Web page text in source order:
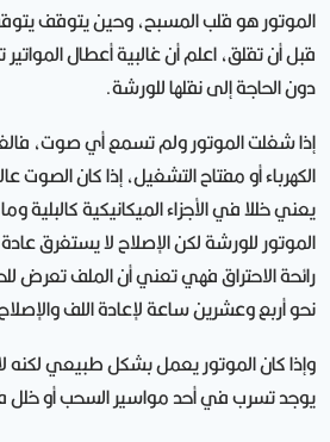
الموتور هو قلب المسبح، وحين يتوقف
قبل أن تقلق، اعلم أن غالبية أعطال
دون الحاجة إلى نقلها للورشة.
إذا شغلت الموتور ولم تسمع أي صوت،
الكهرباء أو مفتاح التشغيل، إذا كان الصوت
يعني خللا في الأجزاء الميكانيكية كالبلية
الموتور للورشة لكن الإصلاح لا يستغرق
رائحة الاحتراق فهي تعني أن الملف تعرض
نحو أربع وعشرين ساعة لإعادة اللف
وإذا كان الموتور يعمل بشكل طبيعي لكنه
يوجد تسرب في أحد مواسير السحب أو خلل